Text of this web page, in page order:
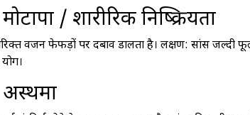
/ शारीरिक निष्क्रियता
वजन फेफड़ों पर दबाव डालता है। लक्षण: सांस जल्दी